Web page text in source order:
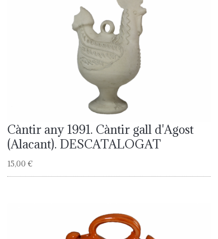
Càntir any 1991. Càntir gall d'Agost
(Alacant). DESCATALOGAT
15,00 €